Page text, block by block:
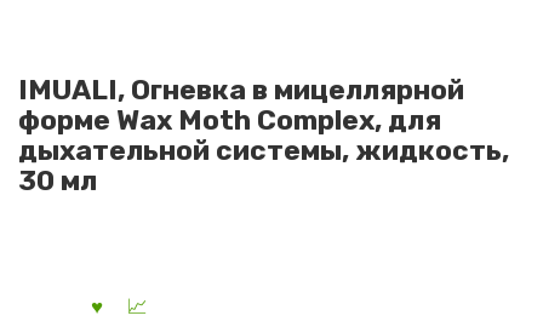
IMUALI, Огневка в мицеллярной
форме Wax Moth Complex, для
дыхательной системы, жидкость,
30 мл